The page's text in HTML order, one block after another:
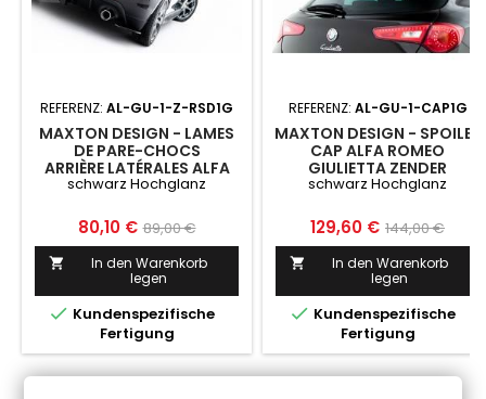
REFERENZ: AL-GU-1-Z-RSD1G
MAXTON DESIGN - LAMES
DE PARE-CHOCS
ARRIÈRE LATÉRALES ALFA
ROMEO GIULIETTA ZENDER
schwarz Hochglanz
Preis
80,10 € Normaler
Preis
89,00 €

In den Warenkorb
legen
 Kundenspezifische
Fertigung
REFERENZ: AL-GU-1-CAP1G
MAXTON DESIGN - SPOILER
CAP ALFA ROMEO
GIULIETTA ZENDER
schwarz Hochglanz
Preis
129,60 € Normaler
Preis
144,00 €

In den Warenkorb
legen
 Kundenspezifische
Fertigung